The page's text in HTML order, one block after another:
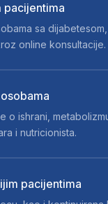
pacijentima
sa
online konsultacije.
o ishrani,
i nutricionista.
pacijentima